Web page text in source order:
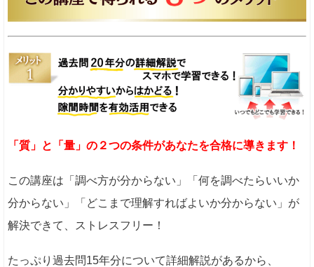
「質」と「量」の２つの条件があなたを合格に導きます！
この講座は「調べ方が分からない」「何を調べたらいいか
分からない」「どこまで理解すればよいか分からない」が
解決できて、ストレスフリー！
たっぷり過去問15年分について詳細解説があるから、